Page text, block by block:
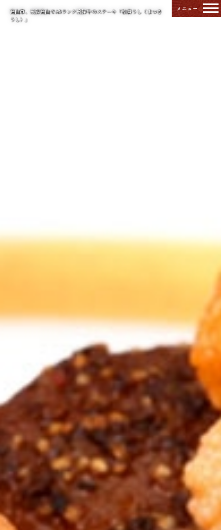
高山市、飛騨高山でA5ランク飛騨牛のステーキ「松喜うし（まつき
うし）」